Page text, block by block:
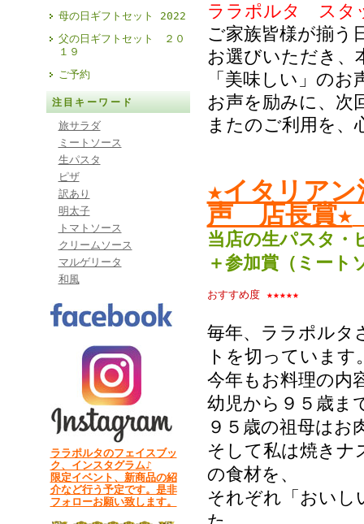
母の日ギフトセット 2022
父の日ギフトセット ２０
１９
ご予約
注目キーワード
旅サラダ
ミートソース
生パスタ
ピザ
訳あり
明太子
トマトソース
クリームソース
マルゲリータ
和風
ララポルタのフェイスブッ
ク、インスタグラム♪
限定イベント、新商品の紹
介など行う予定です。是非
フォローお願い致します。
ララポルタ スタ
ご家族皆様が揃う
お選びいただき、
「美味しい」の
お声を励みに、次
またのご利用を、
★イタリア
声 店長賞★
当店の生パスタ・
＋参加賞（ミート
おすすめ度★★★★★
毎年、ララポルタ
トを切っています
今年もお料理の内
幼児から９５歳ま
９５歳の祖母はお
そして私は焼きナ
の食材を、
それぞれ「おいし